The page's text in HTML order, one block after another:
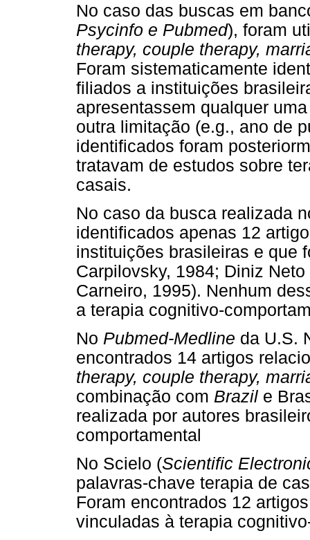
No caso das buscas em
Psycinfo e Pubmed), foram
therapy, couple therapy,
Foram sistematicamente
filiados a instituições
apresentassem qualquer
outra limitação (e.g., ano de
identificados foram
tratavam de estudos sobre
casais.
No caso da busca realizada
identificados apenas 12
instituições brasileiras e que
Carpilovsky, 1984; Diniz
Carneiro, 1995). Nenhum
a terapia cognitivo-
No Pubmed-Medline da U.S.
encontrados 14 artigos
therapy, couple therapy,
combinação com Brazil e
realizada por autores
comportamental
No Scielo (Scientific
palavras-chave terapia de
Foram encontrados 12
vinculadas à terapia